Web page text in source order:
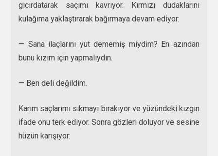
gıcırdatarak saçımı kavrıyor. Kırmızı dudaklarını
kulağıma yaklaştırarak bağırmaya devam ediyor:
— Sana ilaçlarını yut dememiş miydim? En azından
bunu kızım için yapmalıydın.
— Ben deli değildim.
Karım saçlarımı sıkmayı bırakıyor ve yüzündeki kızgın
ifade onu terk ediyor. Sonra gözleri doluyor ve sesine
hüzün karışıyor: